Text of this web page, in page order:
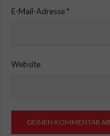
E-Mail-Adresse*
Website